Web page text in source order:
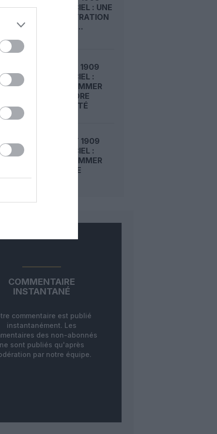
DANS LE CIEL : UNE
DÉMONSTRATION
PUBLIQUE...
LE 7 AOÛT 1909
DANS LE CIEL :
ROGER SOMMER
FAIT ENCORE
L’ACTUALITÉ
LE 6 AOÛT 1909
DANS LE CIEL :
ROGER SOMMER
PERMET LE
COMMENTAIRE
INSTANTANÉ
commentaire est publié
instantanément. Les
des non-abonnés
ne sont publiés qu'après
par notre équipe.